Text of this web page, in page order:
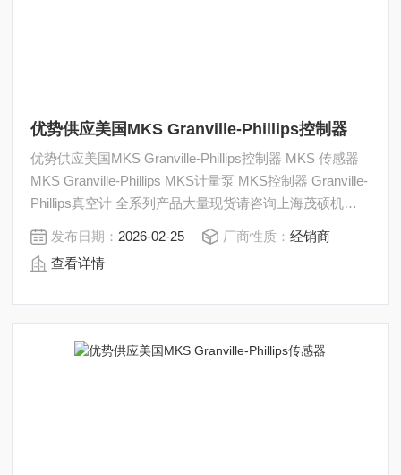
优势供应美国MKS Granville-Phillips控制器
优势供应美国MKS Granville-Phillips控制器 MKS 传感器
MKS Granville-Phillips MKS计量泵 MKS控制器 Granville-
Phillips真空计 全系列产品大量现货请咨询上海茂硕机械
设备有限公司
发布日期： 2026-02-25 厂商性质：经销商
查看详情